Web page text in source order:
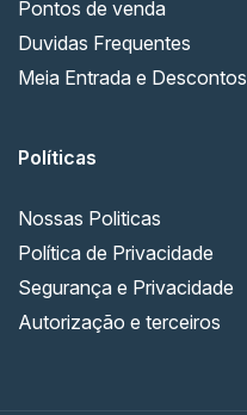
Pontos de venda
Duvidas Frequentes
Meia Entrada e Descontos
Políticas
Nossas Politicas
Política de Privacidade
Segurança e Privacidade
Autorização e terceiros